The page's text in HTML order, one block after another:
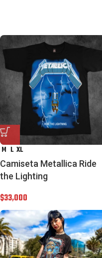
M L XL
Camiseta Metallica Ride
the Lighting
$33,000